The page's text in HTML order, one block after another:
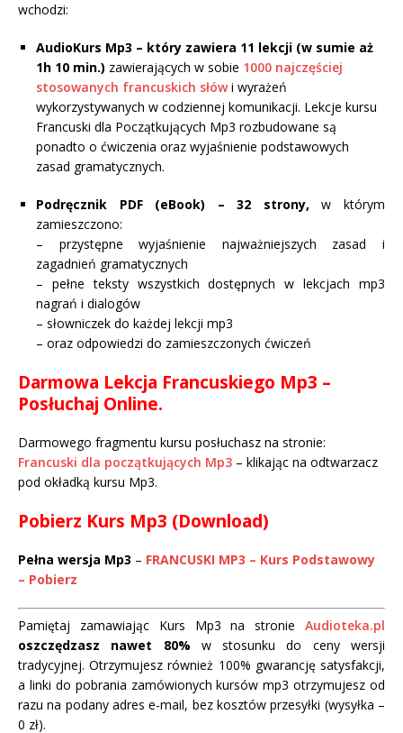
wchodzi:
AudioKurs Mp3 – który zawiera 11 lekcji (w sumie aż
1h 10 min.) zawierających w sobie 1000 najczęściej
stosowanych francuskich słówi wyrażeń
wykorzystywanych w codziennej komunikacji. Lekcje kursu
Francuski dla Początkujących Mp3 rozbudowane są
ponadto o ćwiczenia oraz wyjaśnienie podstawowych
zasad gramatycznych.
Podręcznik PDF (eBook) – 32 strony,w którym
zamieszczono:
– przystępne wyjaśnienie najważniejszych zasad i
zagadnień gramatycznych
– pełne teksty wszystkich dostępnych w lekcjach mp3
nagrań i dialogów
– słowniczek do każdej lekcji mp3
– oraz odpowiedzi do zamieszczonych ćwiczeń
Darmowa Lekcja Francuskiego Mp3 –
Posłuchaj Online.
Darmowego fragmentu kursu posłuchasz na stronie:
Francuski dla początkujących Mp3 – klikając na odtwarzacz
pod okładką kursu Mp3.
Pobierz Kurs Mp3 (Download)
Pełna wersja Mp3 – FRANCUSKI MP3 – Kurs Podstawowy
– Pobierz
Pamiętaj zamawiając Kurs Mp3 na stronie Audioteka.pl
oszczędzasz nawet 80% w stosunku do ceny wersji
tradycyjnej. Otrzymujesz również 100% gwarancję satysfakcji,
a linki do pobrania zamówionych kursów mp3 otrzymujesz od
razu na podany adres e-mail, bez kosztów przesyłki (wysyłka –
0 zł).